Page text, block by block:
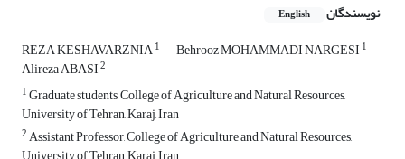
نویسندگان English
REZA KESHAVARZNIA1 Behrooz MOHAMMADI NARGESI 1
Alireza ABASI2
1Graduate students, College of Agriculture and Natural Resources,
University of Tehran, Karaj, Iran
2Assistant Professor, College of Agriculture and Natural Resources,